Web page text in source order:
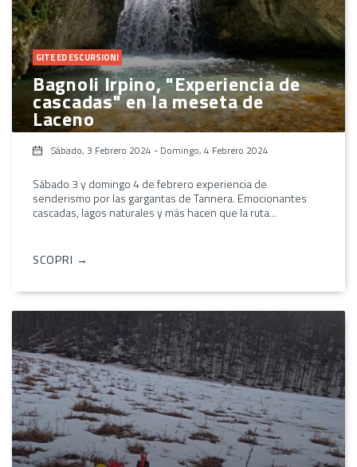
GITE ED ESCURSIONI
Bagnoli Irpino, "Experiencia de
cascadas" en la meseta de
Laceno
Sábado, 3 Febrero 2024 - Domingo, 4 Febrero 2024
Sábado 3 y domingo 4 de febrero experiencia de
senderismo por las gargantas de Tannera. Emocionantes
cascadas, lagos naturales y más hacen que la ruta...
SCOPRI →